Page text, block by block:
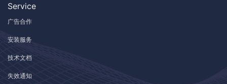
Service
广告合作
安装服务
技术文档
失效通知